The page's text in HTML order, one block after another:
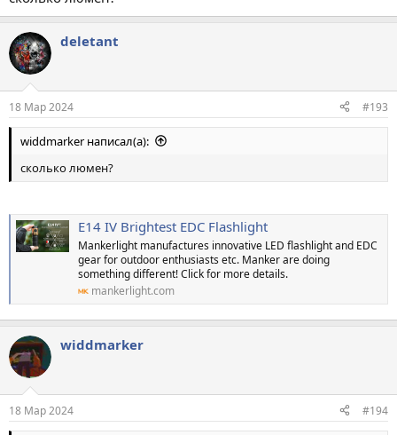
deletant
18 Мар 2024 #193
widdmarker написал(а):
сколько люмен?
E14 IV Brightest EDC Flashlight
Mankerlight manufactures innovative LED flashlight and EDC
gear for outdoor enthusiasts etc. Manker are doing
something different! Click for more details.
mankerlight.com
widdmarker
18 Мар 2024 #194